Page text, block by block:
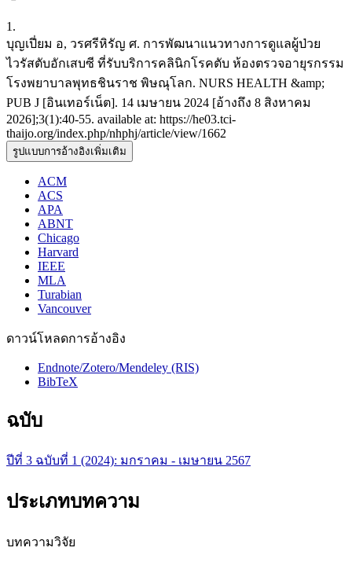
1.
บุญเปี่ยม อ, วรศรีหิรัญ ศ. การพัฒนาแนวทางการดูแลผู้ป่วย
ไวรัสตับอักเสบซี ที่รับบริการคลินิกโรคตับ ห้องตรวจอายุรกรรม
โรงพยาบาลพุทธชินราช พิษณุโลก. NURS HEALTH &amp;
PUB J [อินเทอร์เน็ต]. 14 เมษายน 2024 [อ้างถึง 8 สิงหาคม
2026];3(1):40-55. available at: https://he03.tci-
thaijo.org/index.php/nhphj/article/view/1662
รูปแบบการอ้างอิงเพิ่มเติม
ACM
ACS
APA
ABNT
Chicago
Harvard
IEEE
MLA
Turabian
Vancouver
ดาวน์โหลดการอ้างอิง
Endnote/Zotero/Mendeley (RIS)
BibTeX
ฉบับ
ปีที่ 3 ฉบับที่ 1 (2024): มกราคม - เมษายน 2567
ประเภทบทความ
บทความวิจัย